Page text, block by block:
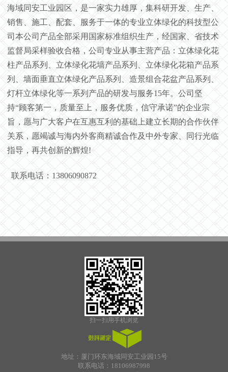
海域同安工业园区，是一家实力雄厚，集科研开发、生产、
销售、施工、配套、服务于一体的专业立体绿化的科技型公
司本公司产品全部采用国家标准组织生产，经国家、省技术
监督局采样验收合格，公司专业从事主营产品：立体绿化花
柱产品系列、立体绿化花墙产品系列、立体绿化花箱产品系
列、墙面垂直立体绿化产品系列、造景组合花盆产品系列、
灯杆立体绿化等一系列产品的研发与服务15年。公司坚
持“顾客第一，质量至上，服务优质，信守承诺”的企业宗
旨，愿与广大客户在互惠互利的基础上建立长期的合作伙伴
关系，愿竭诚与海内外客商精诚合作及中外专家、同行光临
指导，再共创新的辉煌!
联系电话：13806090872
扫一扫用手机浏览
地址：厦门环东海域同安工业园15号
联系电话：18106987998